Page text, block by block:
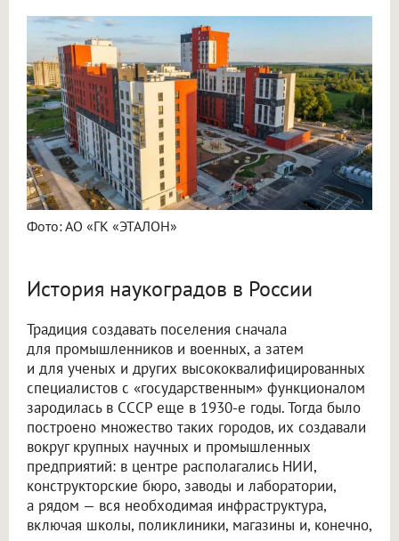
Фото: АО «ГК «ЭТАЛОН»
История наукоградов в России
Традиция создавать поселения сначала
для промышленников и военных, а затем
и для ученых и других высококвалифицированных
специалистов с «государственным» функционалом
зародилась в СССР еще в 1930-е годы. Тогда было
построено множество таких городов, их создавали
вокруг крупных научных и промышленных
предприятий: в центре располагались НИИ,
конструкторские бюро, заводы и лаборатории,
а рядом — вся необходимая инфраструктура,
включая школы, поликлиники, магазины и, конечно,